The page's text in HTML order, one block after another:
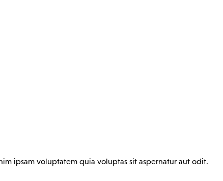
ipsam voluptatem quia voluptas sit aspernatur aut odit.